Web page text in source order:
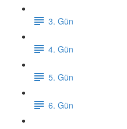
3. Gün
4. Gün
5. Gün
6. Gün